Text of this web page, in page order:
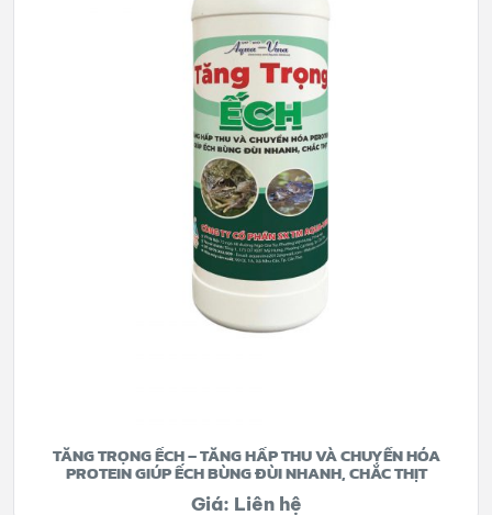
TĂNG TRỌNG ẾCH – TĂNG HẤP THU VÀ CHUYỂN HÓA
PROTEIN GIÚP ẾCH BÙNG ĐÙI NHANH, CHẮC THỊT
Giá: Liên hệ